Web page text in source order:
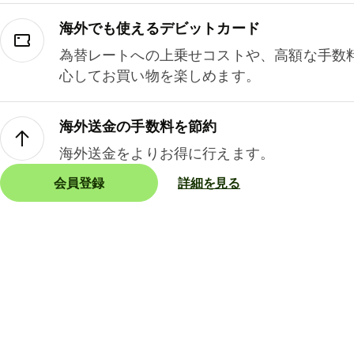
海外でも使えるデビットカード
為替レートへの上乗せコストや、高額な手数
心してお買い物を楽しめます。
海外送金の手数料を節約
海外送金をよりお得に行えます。
会員登録 詳細を見る